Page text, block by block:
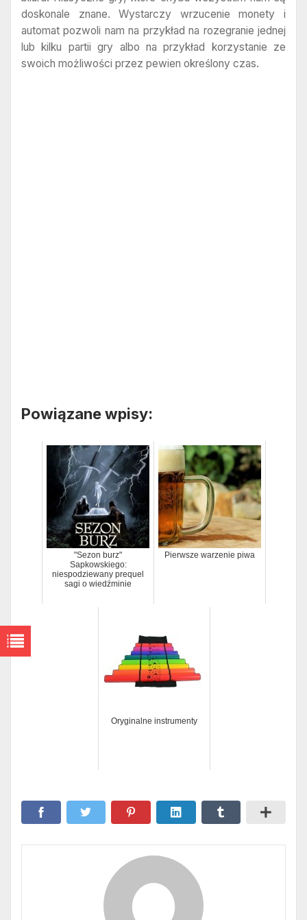
doskonale znane. Wystarczy wrzucenie monety i
automat pozwoli nam na przykład na rozegranie jednej
lub kilku partii gry albo na przykład korzystanie ze
swoich możliwości przez pewien określony czas.
Powiązane wpisy:
"Sezon burz"
Sapkowskiego:
niespodziewany prequel
sagi o wiedźminie
Pierwsze warzenie piwa
Oryginalne instrumenty